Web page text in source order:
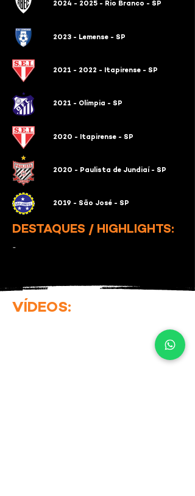
2024 - 2025 - Rio Branco - SP
2023 - Lemense - SP
2021 - 2022 - Itapirense - SP
2021 - Olímpia - SP
2020 - Itapirense - SP
2020 - Paulista de Jundiaí - SP
2019 - São José - SP
DESTAQUES / HIGHLIGHTS:
-
VÍDEOS: